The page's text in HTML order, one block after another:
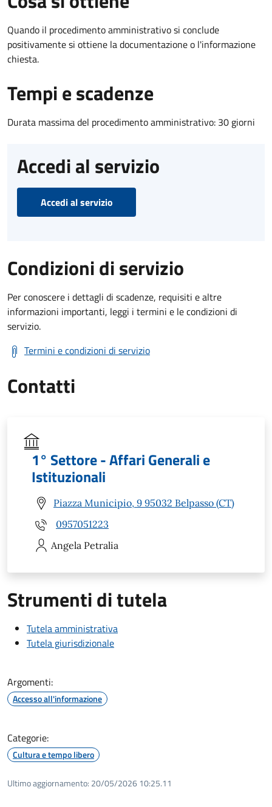
Quando il procedimento amministrativo si conclude
positivamente si ottiene la documentazione o l'informazione
chiesta.
Tempi e scadenze
Durata massima del procedimento amministrativo: 30 giorni
Accedi al servizio
Accedi al servizio
Condizioni di servizio
Per conoscere i dettagli di scadenze, requisiti e altre
informazioni importanti, leggi i termini e le condizioni di
servizio.
Termini e condizioni di servizio
Contatti
1° Settore - Affari Generali e
Istituzionali
Piazza Municipio, 9 95032 Belpasso (CT)
0957051223
Angela Petralia
Strumenti di tutela
Tutela amministrativa
Tutela giurisdizionale
Argomenti:
Accesso all'informazione
Categorie:
Cultura e tempo libero
Ultimo aggiornamento: 20/05/2026 10:25.11